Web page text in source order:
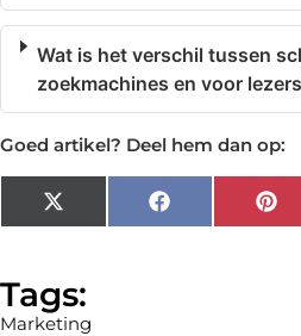
Wat is het verschil tussen
zoekmachines en voor
Goed artikel? Deel hem dan op:
X
(Twitter)
Facebook
Tags:
Marketing